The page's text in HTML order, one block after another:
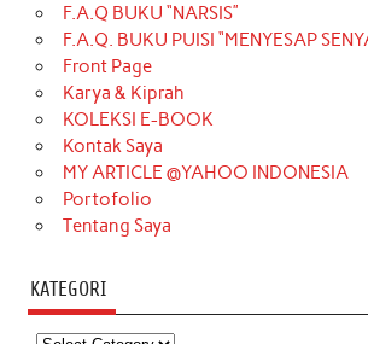
F.A.Q BUKU “NARSIS”
F.A.Q. BUKU PUISI “MENYESAP
Front Page
Karya & Kiprah
KOLEKSI E-BOOK
Kontak Saya
MY ARTICLE @YAHOO INDONESIA
Portofolio
Tentang Saya
KATEGORI